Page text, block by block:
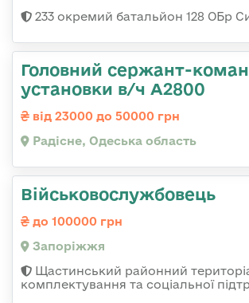
233 окремий батальйон 128 ОБр
Головний сержант-
установки в/ч А2800
від 23000 до 50000 грн
Радісне, Одеська область
Військовослужбовець
до 100000 грн
Запоріжжя
Щастинський районний
комплектування та соціальної